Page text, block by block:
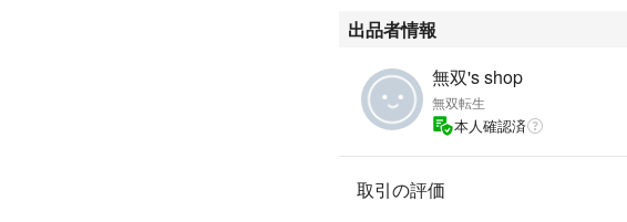
出品者情報
無双's shop
無双転生
本人確認済
取引の評価